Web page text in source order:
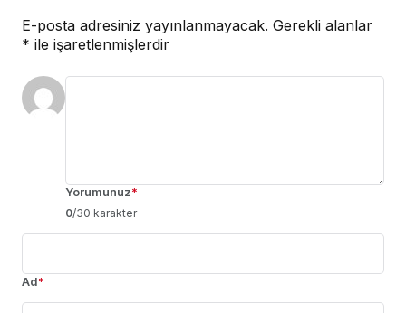
E-posta adresiniz yayınlanmayacak. Gerekli alanlar
* ile işaretlenmişlerdir
Yorumunuz*
0/30 karakter
Ad*